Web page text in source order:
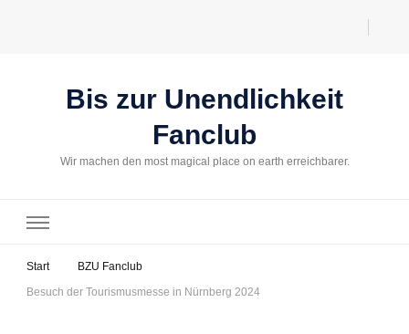
Bis zur Unendlichkeit
Fanclub
Wir machen den most magical place on earth erreichbarer.
Start
BZU Fanclub
Besuch der Tourismusmesse in Nürnberg 2024